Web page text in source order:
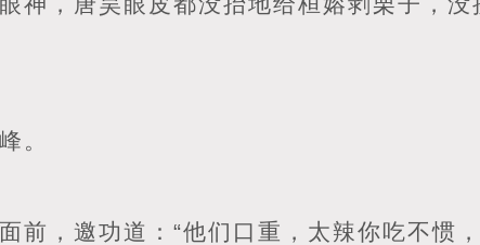
。
前，邀功道：“他们口重，太辣你吃不惯